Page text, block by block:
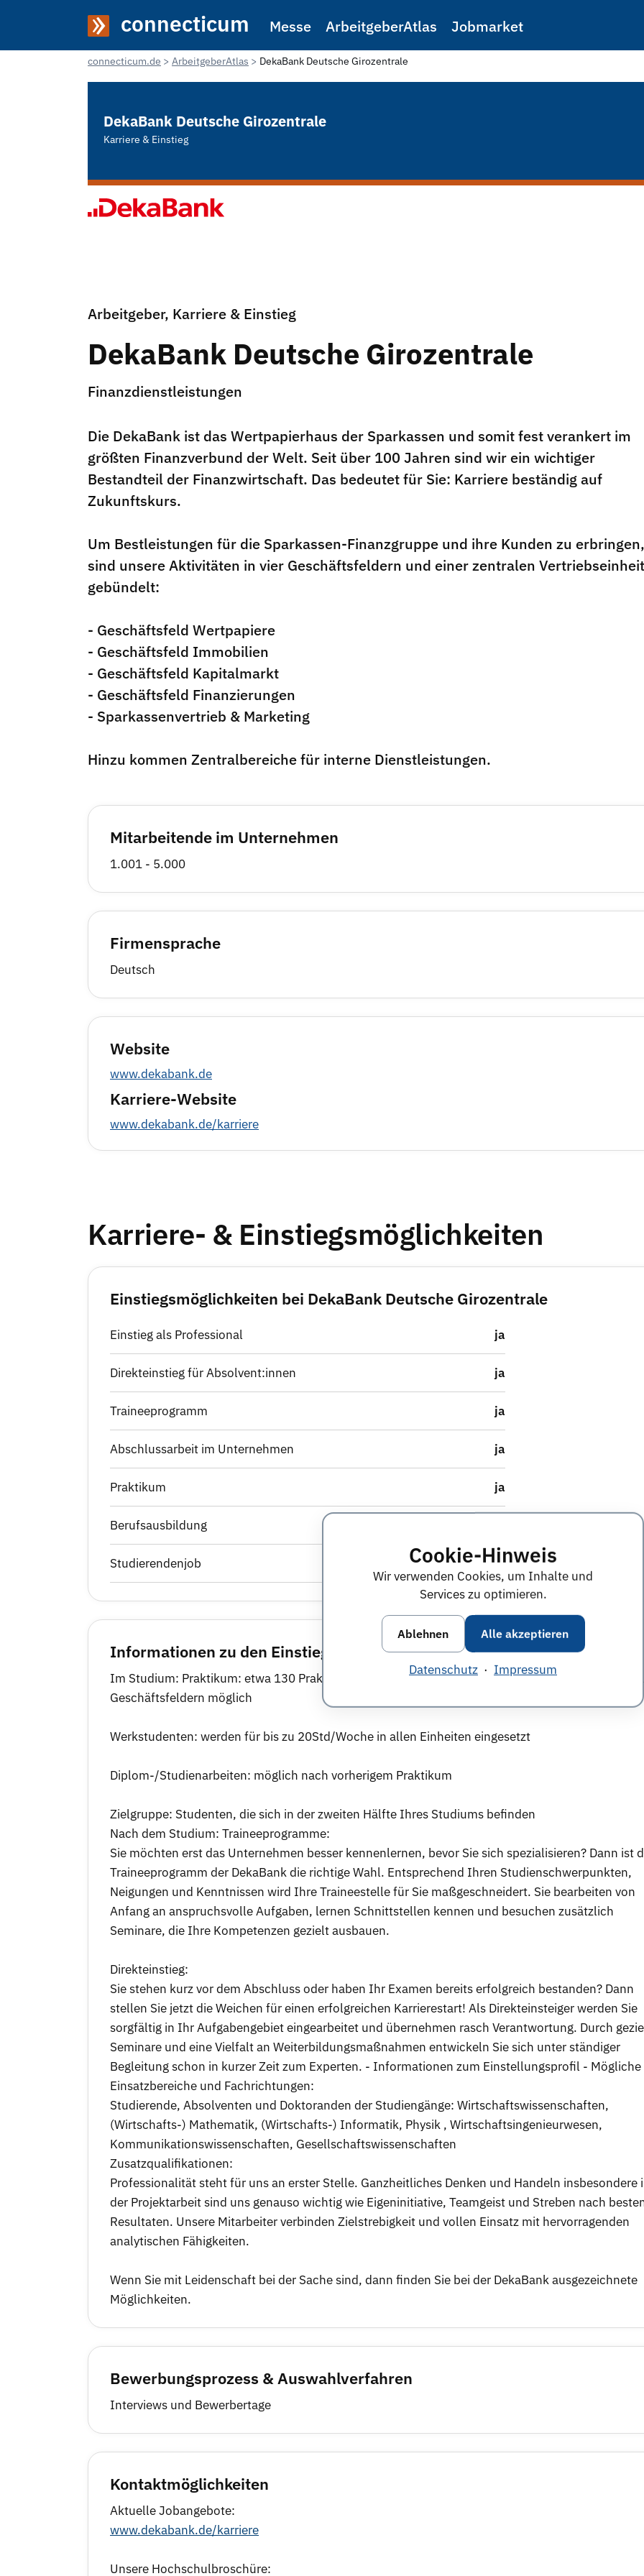
Cookie-Hinweis
Wir verwenden Cookies, um Inhalte und
Services zu optimieren.
Ablehnen Alle akzeptieren
Datenschutz · Impressum
connecticum Messe ArbeitgeberAtlas Jobmarket
connecticum.de ArbeitgeberAtlas DekaBank Deutsche Girozentrale
DekaBank Deutsche Girozentrale
Karriere & Einstieg
Arbeitgeber, Karriere & Einstieg
DekaBank Deutsche Girozentrale
Finanzdienstleistungen
Die DekaBank ist das Wertpapierhaus der Sparkassen und somit fest verankert im
größten Finanzverbund der Welt. Seit über 100 Jahren sind wir ein wichtiger
Bestandteil der Finanzwirtschaft. Das bedeutet für Sie: Karriere beständig auf
Zukunftskurs.
Um Bestleistungen für die Sparkassen-Finanzgruppe und ihre Kunden zu erbringen,
sind unsere Aktivitäten in vier Geschäftsfeldern und einer zentralen Vertriebseinheit
gebündelt:
- Geschäftsfeld Wertpapiere
- Geschäftsfeld Immobilien
- Geschäftsfeld Kapitalmarkt
- Geschäftsfeld Finanzierungen
- Sparkassenvertrieb & Marketing
Hinzu kommen Zentralbereiche für interne Dienstleistungen.
Mitarbeitende im Unternehmen
1.001 - 5.000
Firmensprache
Deutsch
Website
www.dekabank.de
Karriere-Website
www.dekabank.de/karriere
Karriere- & Einstiegsmöglichkeiten
Einstiegsmöglichkeiten bei DekaBank Deutsche Girozentrale
Einstieg als Professional ja
Direkteinstieg für Absolvent:innen ja
Traineeprogramm ja
Abschlussarbeit im Unternehmen ja
Praktikum ja
Berufsausbildung
Studierendenjob ja
Informationen zu den Einstiegs- und Entwicklungsmöglichkeiten
Im Studium: Praktikum: etwa 130 Praktika werden im Jahr vergeben, Einsatz ist jederzeit und in
Geschäftsfeldern möglich
Werkstudenten: werden für bis zu 20Std/Woche in allen Einheiten eingesetzt
Diplom-/Studienarbeiten: möglich nach vorherigem Praktikum
Zielgruppe: Studenten, die sich in der zweiten Hälfte Ihres Studiums befinden
Nach dem Studium: Traineeprogramme:
Sie möchten erst das Unternehmen besser kennenlernen, bevor Sie sich spezialisieren? Dann ist
Traineeprogramm der DekaBank die richtige Wahl. Entsprechend Ihren Studienschwerpunkten,
Neigungen und Kenntnissen wird Ihre Traineestelle für Sie maßgeschneidert. Sie bearbeiten von
Anfang an anspruchsvolle Aufgaben, lernen Schnittstellen kennen und besuchen zusätzlich
Seminare, die Ihre Kompetenzen gezielt ausbauen.
Direkteinstieg:
Sie stehen kurz vor dem Abschluss oder haben Ihr Examen bereits erfolgreich bestanden? Dann
stellen Sie jetzt die Weichen für einen erfolgreichen Karrierestart! Als Direkteinsteiger werden Sie
sorgfältig in Ihr Aufgabengebiet eingearbeitet und übernehmen rasch Verantwortung. Durch
Seminare und eine Vielfalt an Weiterbildungsmaßnahmen entwickeln Sie sich unter ständiger
Begleitung schon in kurzer Zeit zum Experten. - Informationen zum Einstellungsprofil - Mögliche
Einsatzbereiche und Fachrichtungen:
Studierende, Absolventen und Doktoranden der Studiengänge: Wirtschaftswissenschaften,
(Wirtschafts-) Mathematik, (Wirtschafts-) Informatik, Physik , Wirtschaftsingenieurwesen,
Kommunikationswissenschaften, Gesellschaftswissenschaften
Zusatzqualifikationen:
Professionalität steht für uns an erster Stelle. Ganzheitliches Denken und Handeln insbesondere
der Projektarbeit sind uns genauso wichtig wie Eigeninitiative, Teamgeist und Streben nach
Resultaten. Unsere Mitarbeiter verbinden Zielstrebigkeit und vollen Einsatz mit hervorragenden
analytischen Fähigkeiten.
Wenn Sie mit Leidenschaft bei der Sache sind, dann finden Sie bei der DekaBank ausgezeichnete
Möglichkeiten.
Bewerbungsprozess & Auswahlverfahren
Interviews und Bewerbertage
Kontaktmöglichkeiten
Aktuelle Jobangebote:
www.dekabank.de/karriere
Unsere Hochschulbroschüre: